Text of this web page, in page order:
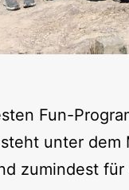
Fun-
unter dem
zumindest